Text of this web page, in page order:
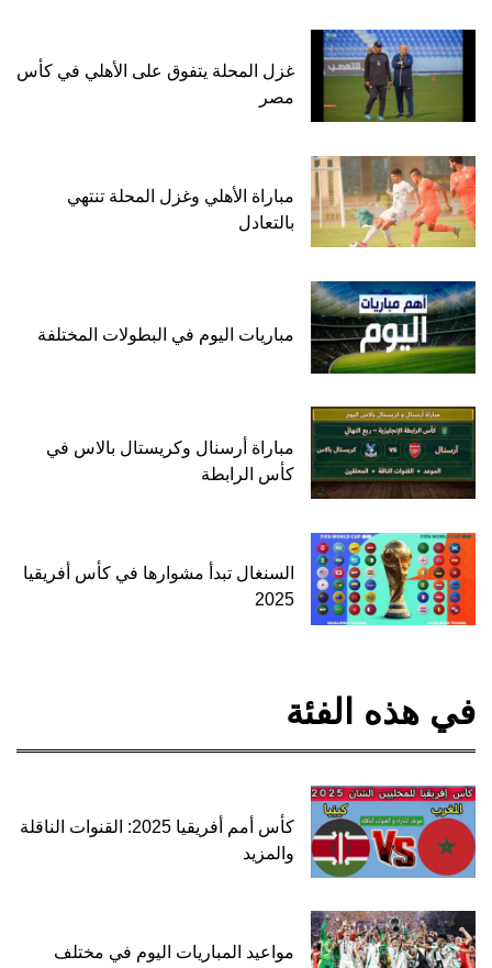
غزل المحلة يتفوق على الأهلي في كأس
مصر
مباراة الأهلي وغزل المحلة تنتهي
بالتعادل
مباريات اليوم في البطولات المختلفة
مباراة أرسنال وكريستال بالاس في
كأس الرابطة
السنغال تبدأ مشوارها في كأس أفريقيا
2025
في هذه الفئة
كأس أمم أفريقيا 2025: القنوات الناقلة
والمزيد
مواعيد المباريات اليوم في مختلف